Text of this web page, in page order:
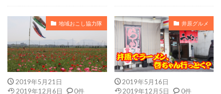
地域おこし協力隊
2019年5月21日
2019年12月6日
0件
井原グルメ
2019年5月16日
2019年12月5日
0件